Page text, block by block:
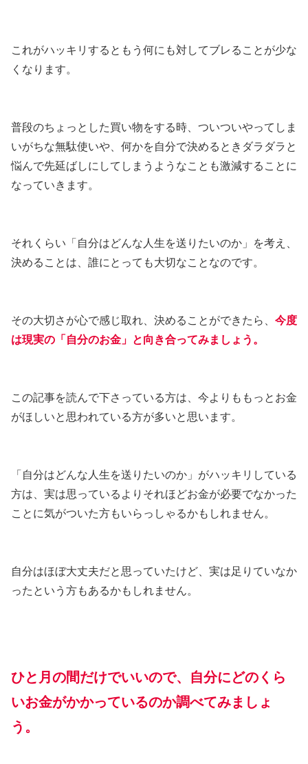
これがハッキリするともう何にも対してブレることが少な
くなります。
普段のちょっとした買い物をする時、ついついやってしま
いがちな無駄使いや、何かを自分で決めるときダラダラと
悩んで先延ばしにしてしまうようなことも激減することに
なっていきます。
それくらい「自分はどんな人生を送りたいのか」を考え、
決めることは、誰にとっても大切なことなのです。
その大切さが心で感じ取れ、決めることができたら、 今度
は現実の「自分のお金」と向き合ってみましょう。
この記事を読んで下さっている方は、今よりももっとお金
がほしいと思われている方が多いと思います。
「自分はどんな人生を送りたいのか」がハッキリしている
方は、実は思っているよりそれほどお金が必要でなかった
ことに気がついた方もいらっしゃるかもしれません。
自分はほぼ大丈夫だと思っていたけど、実は足りていなか
ったという方もあるかもしれません。
ひと月の間だけでいいので、自分にどのくら
いお金がかかっているのか調べてみましょ
う。